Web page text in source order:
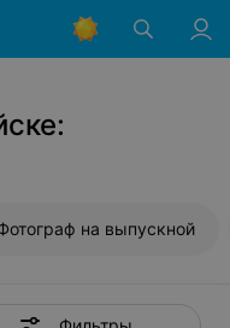
на выпускной